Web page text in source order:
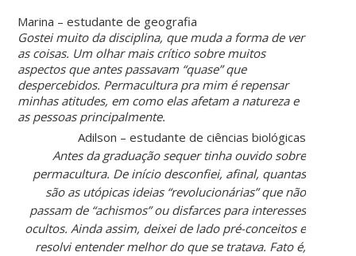
Marina – estudante de geografia
Gostei muito da disciplina, que muda a forma de ver
as coisas. Um olhar mais crítico sobre muitos
aspectos que antes passavam “quase” que
despercebidos. Permacultura pra mim é repensar
minhas atitudes, em como elas afetam a natureza e
as pessoas principalmente.
Adilson – estudante de ciências biológicas
Antes da graduação sequer tinha ouvido sobre
permacultura. De início desconfiei, afinal, quantas
são as utópicas ideias “revolucionárias” que não
passam de “achismos” ou disfarces para interesses
ocultos. Ainda assim, deixei de lado pré-conceitos e
resolvi entender melhor do que se tratava. Fato é,